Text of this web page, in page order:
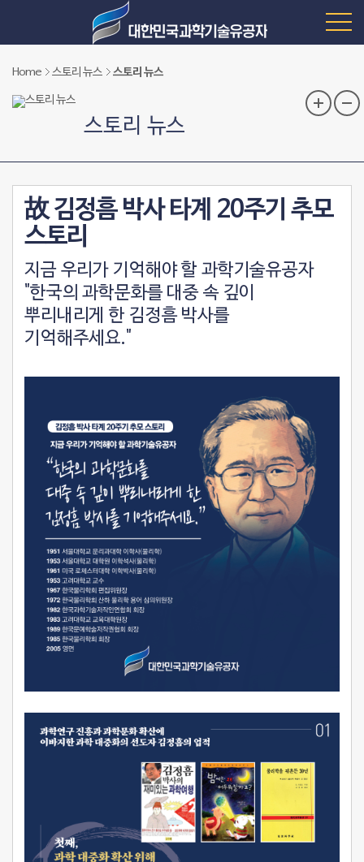
Home 스토리 뉴스 스토리 뉴스
스토리 뉴스
故 김정흠 박사 타계 20주기 추모
스토리
지금 우리가 기억해야 할 과학기술유공자
"한국의 과학문화를 대중 속 깊이
뿌리내리게 한 김정흠 박사를
기억해주세요."